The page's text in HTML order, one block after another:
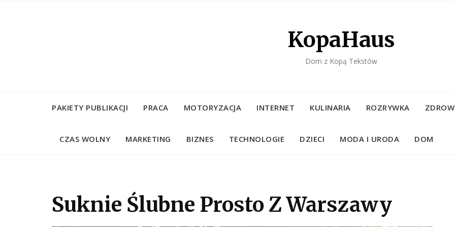
KopaHaus
Dom z Kopą Tekstów
PAKIETY PUBLIKACJI PRACA MOTORYZACJA INTERNET KULINARIA ROZRYWKA
CZAS WOLNY MARKETING BIZNES TECHNOLOGIE DZIECI MODA I URODA DOM
Suknie Ślubne Prosto Z Warszawy